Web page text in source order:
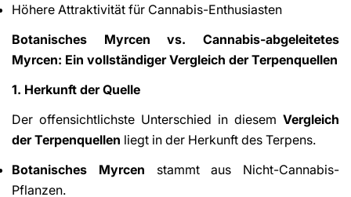
Höhere Attraktivität für Cannabis-Enthusiasten
Botanisches Myrcen vs. Cannabis-abgeleitetes
Myrcen: Ein vollständiger Vergleich der Terpenquellen
1. Herkunft der Quelle
Der offensichtlichste Unterschied in diesem Vergleich
der Terpenquellen liegt in der Herkunft des Terpens.
Botanisches Myrcen stammt aus Nicht-Cannabis-
Pflanzen.